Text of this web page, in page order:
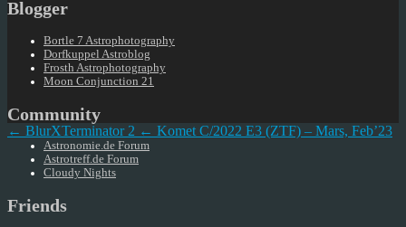
Blogger
Bortle 7 Astrophotography
Dorfkuppel Astroblog
Frosth Astrophotography
Moon Conjunction 21
Community
Astronomie.de Forum
Astrotreff.de Forum
Cloudy Nights
Friends
← BlurXTerminator 2 ← Komet C/2022 E3 (ZTF) – Mars, Feb’23